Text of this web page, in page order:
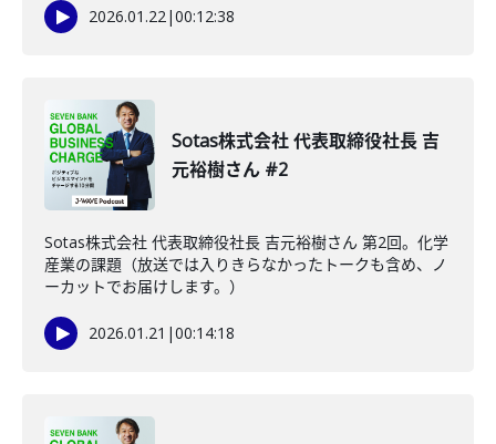
2026.01.22|00:12:38
Sotas株式会社 代表取締役社長 吉
元裕樹さん #2
Sotas株式会社 代表取締役社長 吉元裕樹さん 第2回。化学
産業の課題（放送では入りきらなかったトークも含め、ノ
ーカットでお届けします。）
2026.01.21 |00:14:18